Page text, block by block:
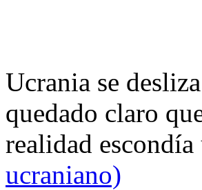
Ucrania se
quedado claro
realidad
ucraniano)